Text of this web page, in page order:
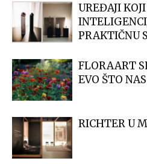
UREĐAJI
PRAKTIČNU
FLORAART
EVO ŠTO
RICHTER U